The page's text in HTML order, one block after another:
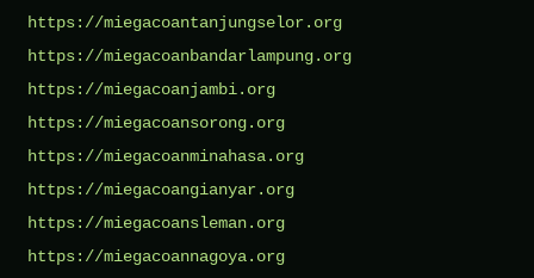
https://miegacoantanjungselor.org
https://miegacoanbandarlampung.org
https://miegacoanjambi.org
https://miegacoansorong.org
https://miegacoanminahasa.org
https://miegacoangianyar.org
https://miegacoansleman.org
https://miegacoannagoya.org